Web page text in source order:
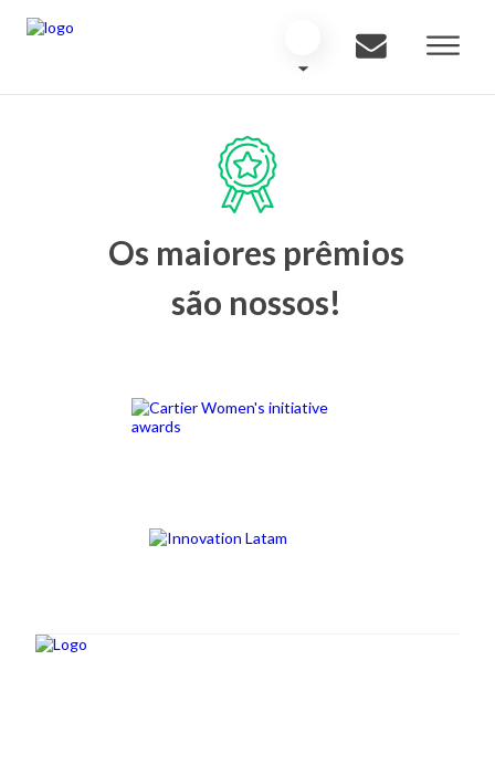
Os maiores prêmios
são nossos!